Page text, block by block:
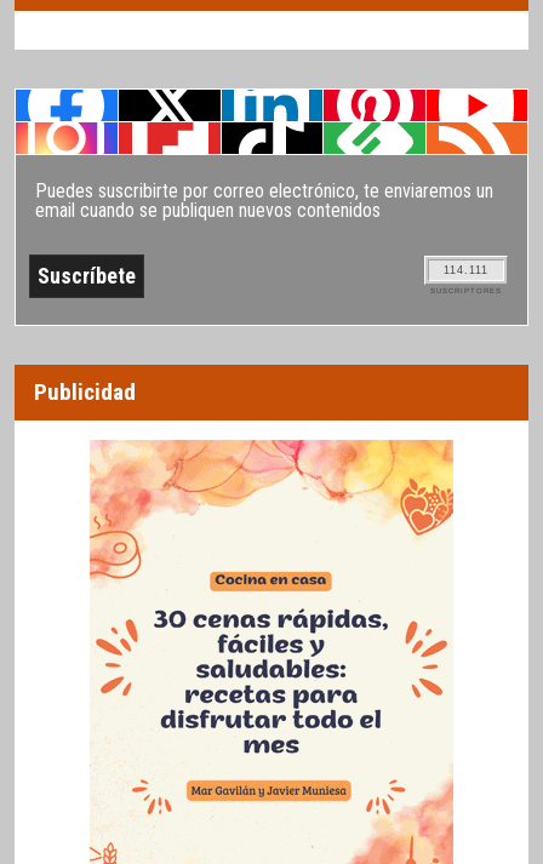
Puedes suscribirte por correo electrónico, te enviaremos un
email cuando se publiquen nuevos contenidos
114.111
SUSCRIPTORES
Publicidad